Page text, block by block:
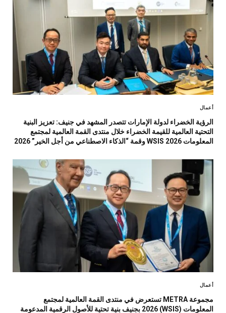
أعمال
الرؤية الخضراء لدولة الإمارات تتصدر المشهد في جنيف: تعزيز البنية
التحتية العالمية للقيمة الخضراء خلال منتدى القمة العالمية لمجتمع
المعلومات WSIS 2026 وقمة “الذكاء الاصطناعي من أجل الخير” 2026
أعمال
مجموعة METRA تستعرض في منتدى القمة العالمية لمجتمع
المعلومات (WSIS) 2026 بجنيف بنية تحتية للأصول الرقمية المدعومة